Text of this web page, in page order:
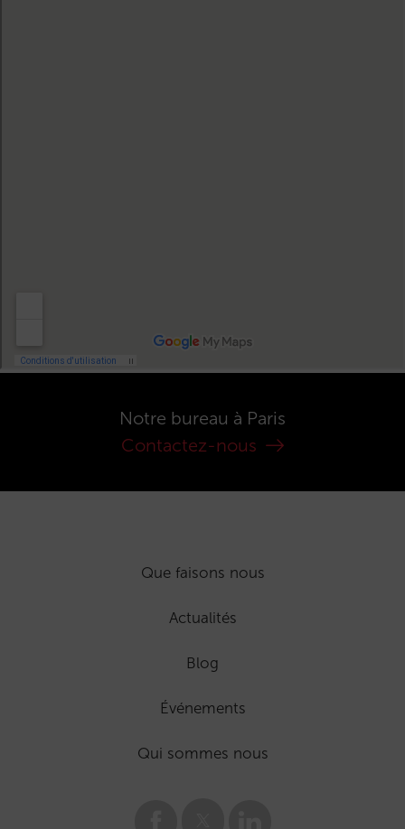
Notre bureau à Paris
Contactez-nous
Que faisons nous
Actualités
Blog
Événements
Qui sommes nous